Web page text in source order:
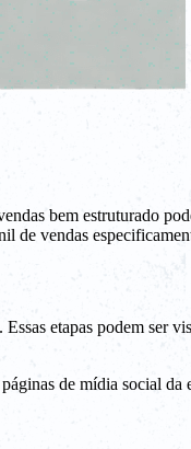
bem estruturado
de vendas
etapas podem ser
de mídia social